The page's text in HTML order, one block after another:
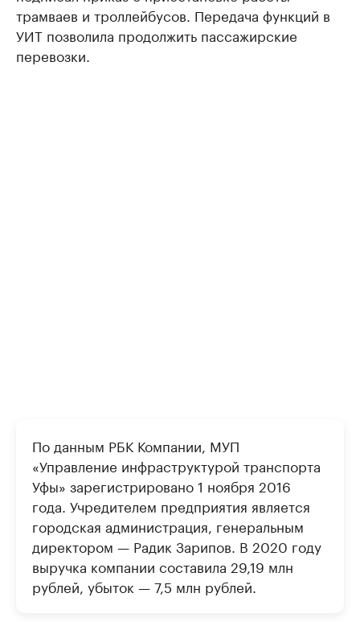
трамваев и троллейбусов. Передача функций в
УИТ позволила продолжить пассажирские
перевозки.
По данным РБК Компании, МУП
«Управление инфраструктурой транспорта
Уфы» зарегистрировано 1 ноября 2016
года. Учредителем предприятия является
городская администрация, генеральным
директором — Радик Зарипов. В 2020 году
выручка компании составила 29,19 млн
рублей, убыток — 7,5 млн рублей.